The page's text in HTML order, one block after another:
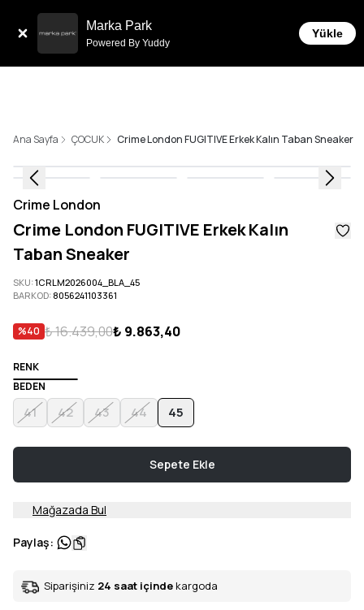
Marka Park
Powered By Yuddy
Yükle
Ana Sayfa ÇOCUK Crime London FUGITIVE Erkek Kalın Taban Sneaker
Crime London
Crime London FUGITIVE Erkek Kalın
Taban Sneaker
SKU:1CRLM2026004_BLA_45
BARKOD: 8056241103361
%40 ₺ 16.439,00₺ 9.863,40
RENK
BEDEN
41 42 43 44 45
Sepete Ekle
Mağazada Bul
Paylaş:
Siparişiniz 24 saat içinde kargoda